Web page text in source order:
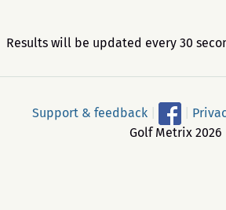
Results will be updated every 30
Support & feedback
Golf Metrix 2026